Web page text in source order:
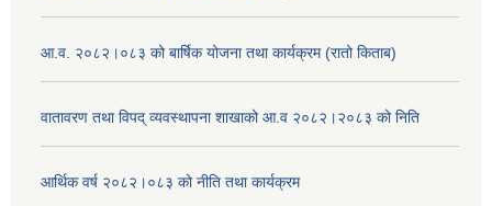
आ.व. २०८२।०८३ को बार्षिक योजना तथा कार्यक्रम (रातो किताब)
वातावरण तथा विपद् व्यवस्थापना शाखाको आ.व २०८२।२०८३ को निति
आर्थिक वर्ष २०८२।०८३ को नीति तथा कार्यक्रम